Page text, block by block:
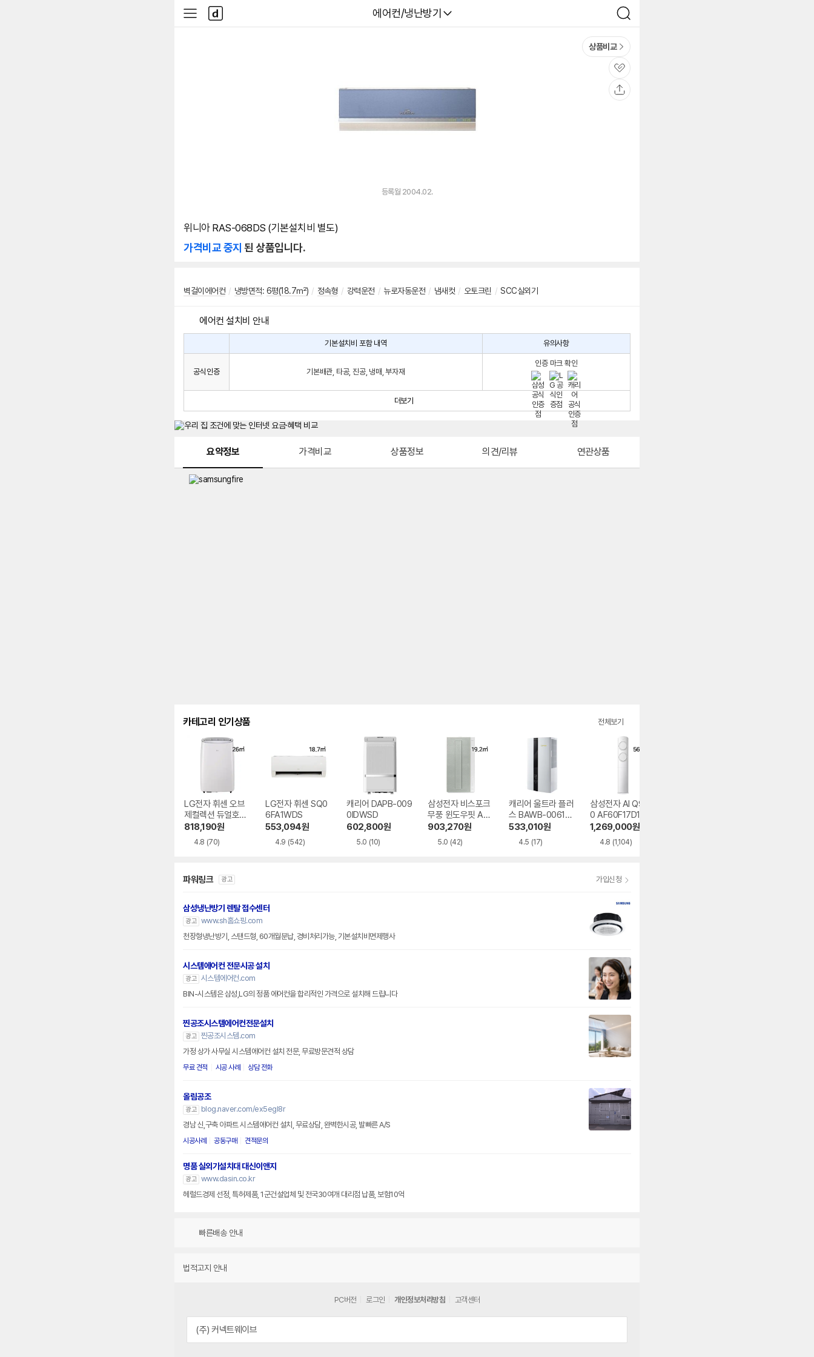
다나와
에어컨/냉난방기
검
색
사
이
다
나
와
상품비교
관
심
등록월 2004.02.
위니아 RAS-068DS (기본설치비 별도)
가격비교 중지 된 상품입니다.
벽걸이에어컨 / 냉방면적: 6평(18.7㎡) / 정속형 / 강력운전 / 뉴로자동운전 / 냄새컷 / 오토크린 / SCC실외기
에어컨 설치비 안내
구
시
생
치
비
컨
설
기본설치비 포함 내역 유의사항
공식인증 기본배관, 타공, 진공, 냉매, 부자재
인증 마크 확인
더보기
요약정보 가격비교 상품정보 의견/리뷰 연관상품
카테고리 인기상품 전체보기
LG전자 휘센 오브
제컬렉션 듀얼호스
PQ08FDWBS
818,190원
4.8 (70)
LG전자 휘센 SQ0
6FA1WDS
553,094원
4.9 (542)
캐리어 DAPB-009
0IDWSD
602,800원
5.0 (10)
삼성전자 비스포크
무풍 윈도우핏 AW
06C7155EWAZ
903,270원
5.0 (42)
캐리어 울트라 플러
스 BAWB-0061YA
WSD
533,010원
4.5 (17)
삼성전자 AI Q900
0 AF60F17D11GS
1,269,000원
4.8 (1,104)
파워링크 광고 가입신청
삼성냉난방기 렌탈 접수센터
광고 www.sh홈쇼핑.com
천장형냉난방기, 스탠드형, 60개월분납, 경비처리가능, 기본설치비면제행사
시스템에어컨 전문시공 설치
광고 시스템에어컨.com
BIN-시스템은 삼성,LG의 정품 에어컨을 합리적인 가격으로 설치해 드립니다
찐공조시스템에어컨전문설치
광고 찐공조시스템.com
가정 상가 사무실 시스템에어컨 설치 전문, 무료방문견적 상담
무료 견적 시공 사례 상담 전화
올림공조
광고
blog.naver.com/ex5egl8r
경남 신,구축 아파트 시스템에어컨 설치, 무료상담, 완벽한시공, 발빠른 A/S
시공사례 공동구매 견적문의
명품 실외기설치대 대신이앤지
광고 www.dasin.co.kr
헤럴드경제 선정, 특허제품, 1군건설업체 및 전국30여개 대리점 납품, 보험10억
빠른배송 안내
법적고지 안내
PC버전 로그인 개인정보처리방침 고객센터
(주) 커넥트웨이브